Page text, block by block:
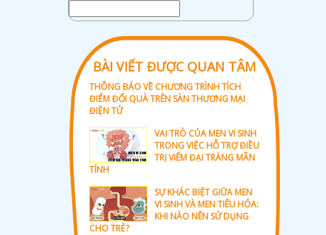
BÀI VIẾT ĐƯỢC QUAN TÂM
THÔNG BÁO VỀ CHƯƠNG TRÌNH TÍCH
ĐIỂM ĐỔI QUÀ TRÊN SÀN THƯƠNG MẠI
ĐIỆN TỬ
VAI TRÒ CỦA MEN VI SINH
TRONG VIỆC HỖ TRỢ ĐIỀU
TRỊ VIÊM ĐẠI TRÀNG MÃN
TÍNH
SỰ KHÁC BIỆT GIỮA MEN
VI SINH VÀ MEN TIÊU HÓA:
KHI NÀO NÊN SỬ DỤNG
CHO TRẺ?